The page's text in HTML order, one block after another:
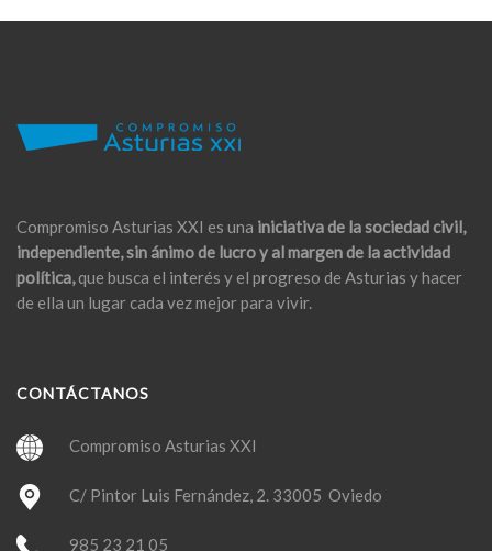
Compromiso Asturias XXI es una iniciativa de la sociedad civil,
independiente, sin ánimo de lucro y al margen de la actividad
política,que busca el interés y el progreso de Asturias y hacer
de ella un lugar cada vez mejor para vivir.
CONTÁCTANOS
Compromiso Asturias XXI
C/ Pintor Luis Fernández, 2. 33005 Oviedo
985 23 21 05